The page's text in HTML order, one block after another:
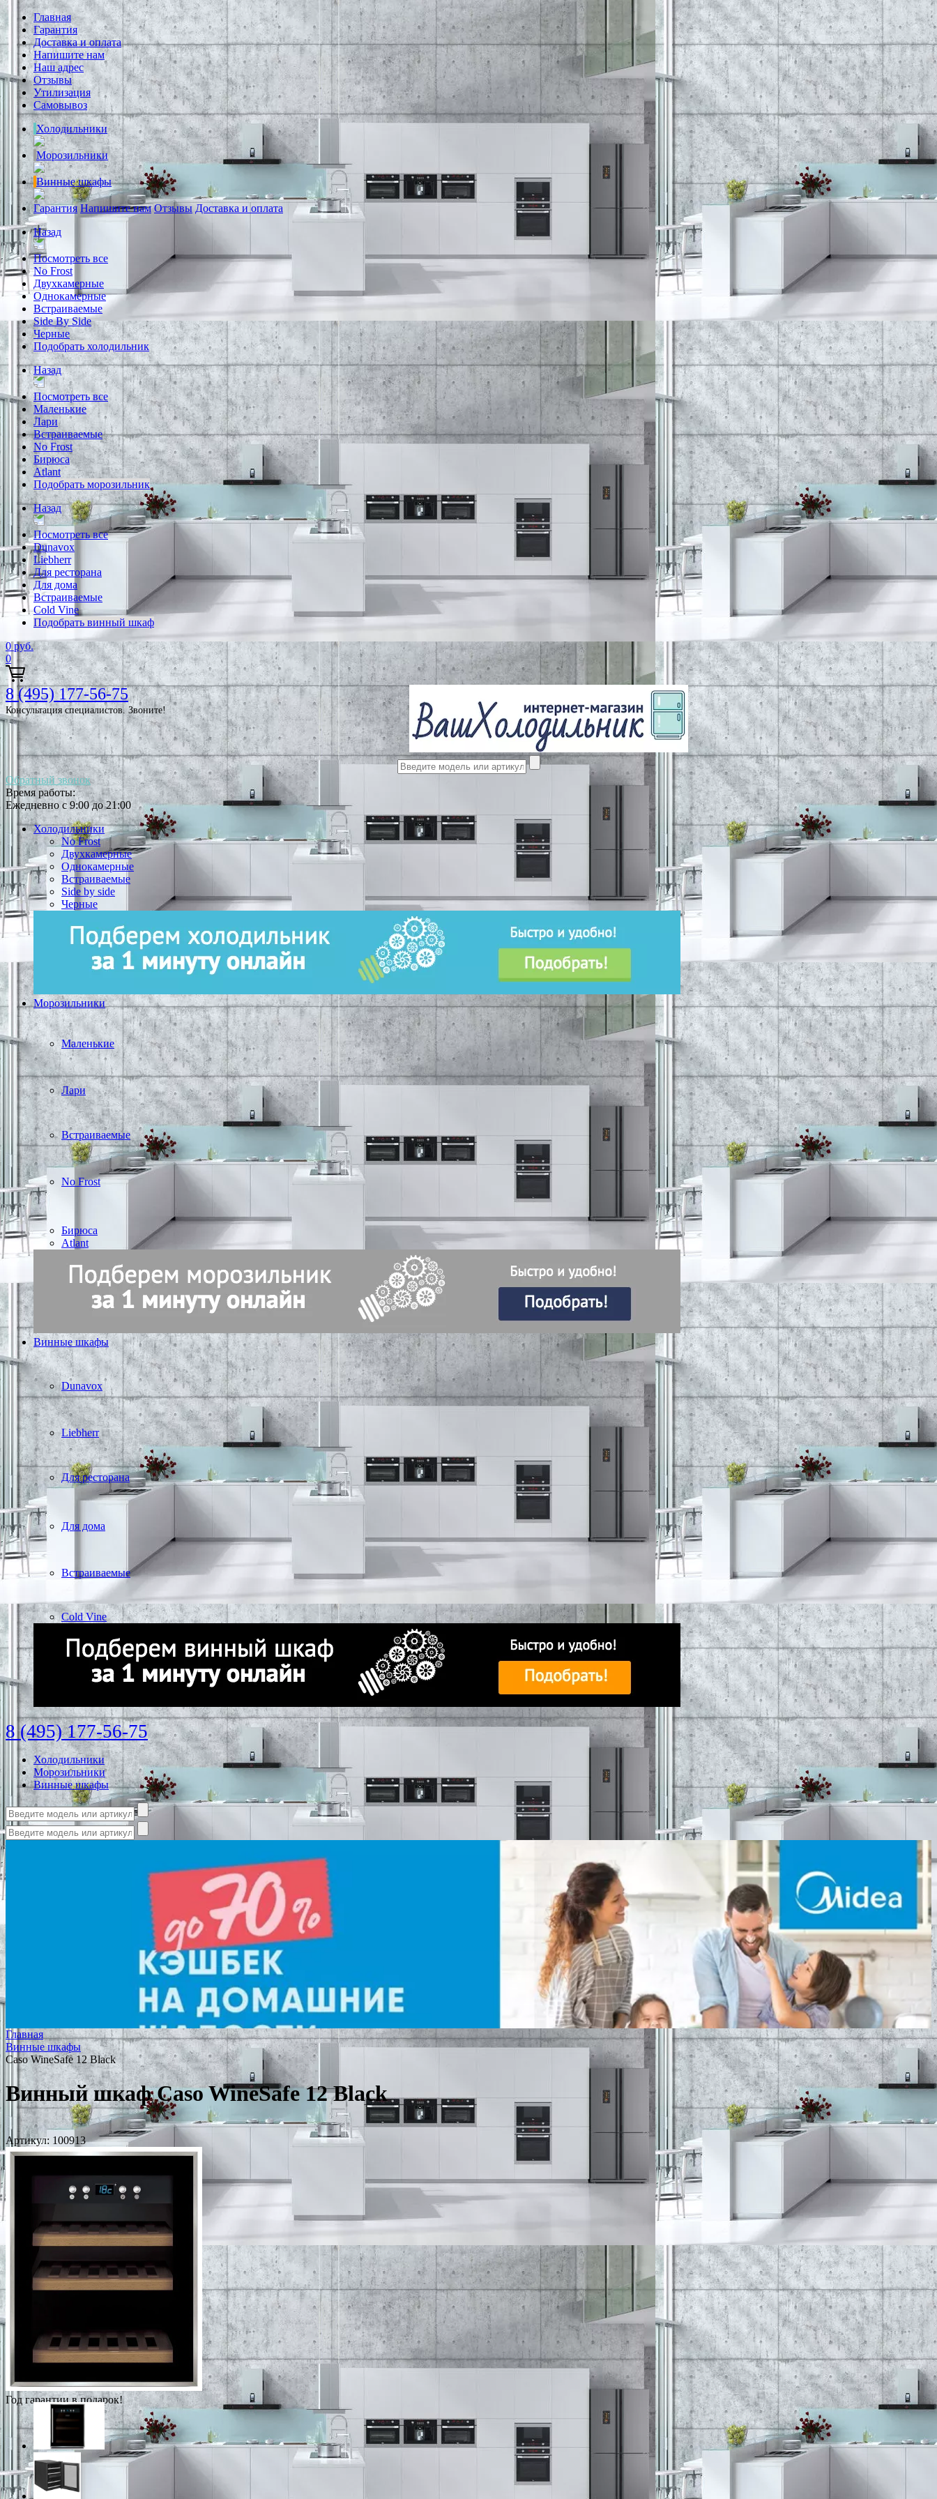
Главная
Гарантия
Доставка и оплата
Напишите нам
Наш адрес
Отзывы
Утилизация
Самовывоз
Холодильники
Морозильники
Винные шкафы
Гарантия Напишите нам Отзывы Доставка и оплата
Назад
Посмотреть все
No Frost
Двухкамерные
Однокамерные
Встраиваемые
Side By Side
Черные
Подобрать холодильник
Назад
Посмотреть все
Маленькие
Лари
Встраиваемые
No Frost
Бирюса
Atlant
Подобрать морозильник
Назад
Посмотреть все
Dunavox
Liebherr
Для ресторана
Для дома
Встраиваемые
Cold Vine
Подобрать винный шкаф
0 руб.
0
8 (495) 177-56-75
Консультация специалистов. Звоните!
Обратный звонок
Время работы:
Ежедневно с 9:00 до 21:00
Холодильники
No Frost
Двухкамерные
Однокамерные
Встраиваемые
Side by side
Черные
Морозильники
Маленькие
Лари
Встраиваемые
No Frost
Бирюса
Atlant
Винные шкафы
Dunavox
Liebherr
Для ресторана
Для дома
Встраиваемые
Cold Vine
8 (495) 177-56-75
Холодильники
Морозильники
Винные шкафы
Главная
Винные шкафы
Caso WineSafe 12 Black
Винный шкаф Caso WineSafe 12 Black
Артикул: 100913
Год гарантии в подарок!